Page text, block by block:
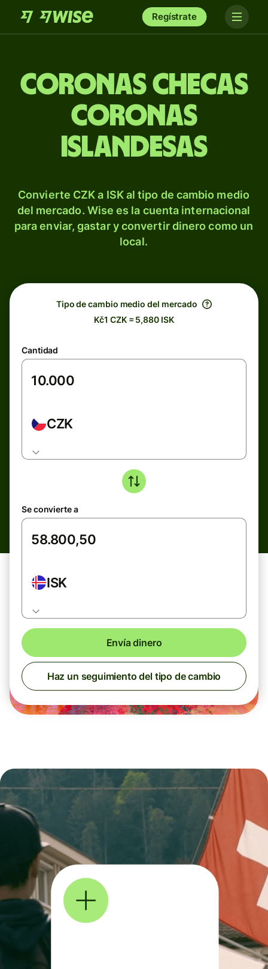
Regístrate
Coronas checas
coronas
islandesas
Convierte CZK a ISK al tipo de cambio medio
del mercado. Wise es la cuenta internacional
para enviar, gastar y convertir dinero como un
local.
Tipo de cambio medio del mercado
Kč1 CZK = 5,880 ISK
Cantidad
CZK
Se convierte a
ISK
Envía dinero
Haz un seguimiento del tipo de cambio